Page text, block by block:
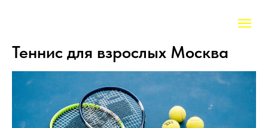
Теннис для взрослых Москва